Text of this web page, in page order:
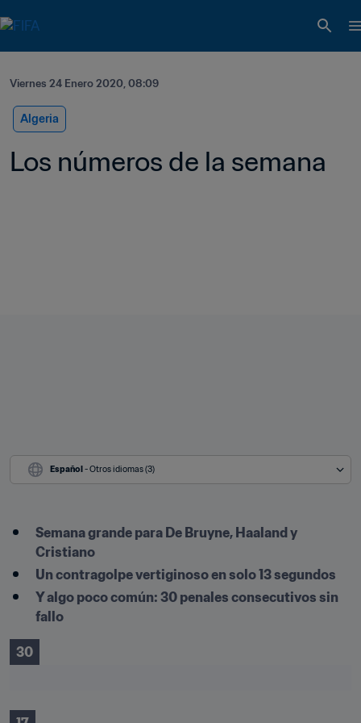
Viernes 24 Enero 2020, 08:09
Algeria
Los números de la semana
Español - Otros idiomas (3)
Semana grande para De Bruyne, Haaland y
Cristiano
Un contragolpe vertiginoso en solo 13 segundos
Y algo poco común: 30 penales consecutivos sin
fallo
30